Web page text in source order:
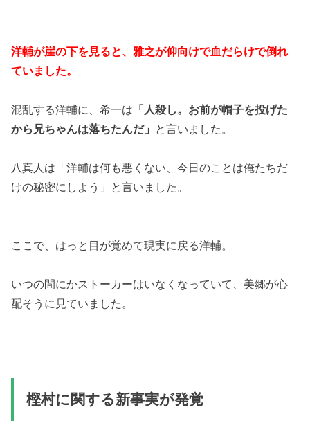
洋輔が崖の下を見ると、雅之が仰向けで血だらけで倒れ
ていました。
混乱する洋輔に、希一は 「人殺し。お前が帽子を投げた
から兄ちゃんは落ちたんだ」 と言いました。
八真人は「洋輔は何も悪くない、今日のことは俺たちだ
けの秘密にしよう」と言いました。
ここで、はっと目が覚めて現実に戻る洋輔。
いつの間にかストーカーはいなくなっていて、美郷が心
配そうに見ていました。
樫村に関する新事実が発覚